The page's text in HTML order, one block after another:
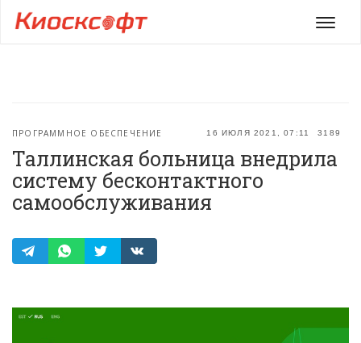
Меню
16 ИЮЛЯ 2021, 07:11 3189
ПРОГРАММНОЕ ОБЕСПЕЧЕНИЕ
Таллинская больница внедрила
систему бесконтактного
самообслуживания